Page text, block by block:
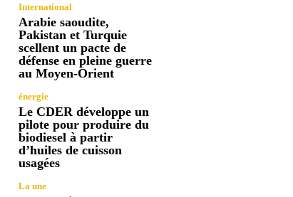
International
Arabie saoudite,
Pakistan et Turquie
scellent un pacte de
défense en pleine guerre
au Moyen-Orient
énergie
Le CDER développe un
pilote pour produire du
biodiesel à partir
d’huiles de cuisson
usagées
La une